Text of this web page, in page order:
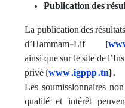
Publication des
La publication des
d’Hammam-Lif (
ainsi que sur le site de
privé (www.igppp.tn).
Les soumissionnaires
qualité et intérêt